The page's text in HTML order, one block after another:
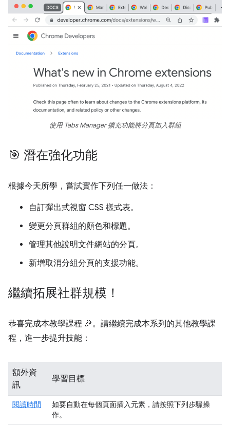
使用 Tabs Manager 擴充功能將分頁加入群組
🎯 潛在強化功能
根據今天所學，嘗試實作下列任一做法：
自訂彈出式視窗 CSS 樣式表。
變更分頁群組的顏色和標題。
管理其他說明文件網站的分頁。
新增取消分組分頁的支援功能。
繼續拓展社群規模！
恭喜完成本教學課程 🎉。請繼續完成本系列的其他教學課
程，進一步提升技能：
額外資
訊
學習目標
閱讀時間
如要自動在每個頁面插入元素，請按照下列步驟操
作。